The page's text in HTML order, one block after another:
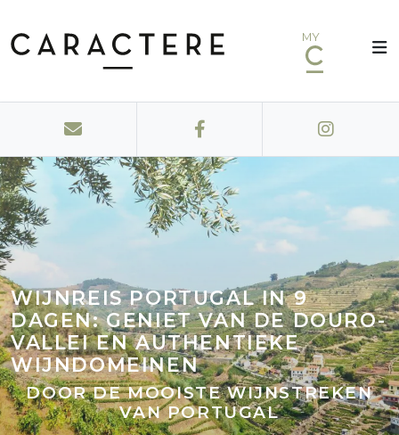
MY
WIJNREIS PORTUGAL IN 9
DAGEN: GENIET VAN DE DOURO-
VALLEI EN AUTHENTIEKE
WIJNDOMEINEN
DOOR DE MOOISTE WIJNSTREKEN
VAN PORTUGAL